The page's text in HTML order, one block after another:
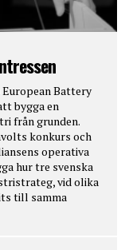
European Battery
bygga en
från grunden.
konkurs och
operativa
hur tre svenska
vid olika
till samma